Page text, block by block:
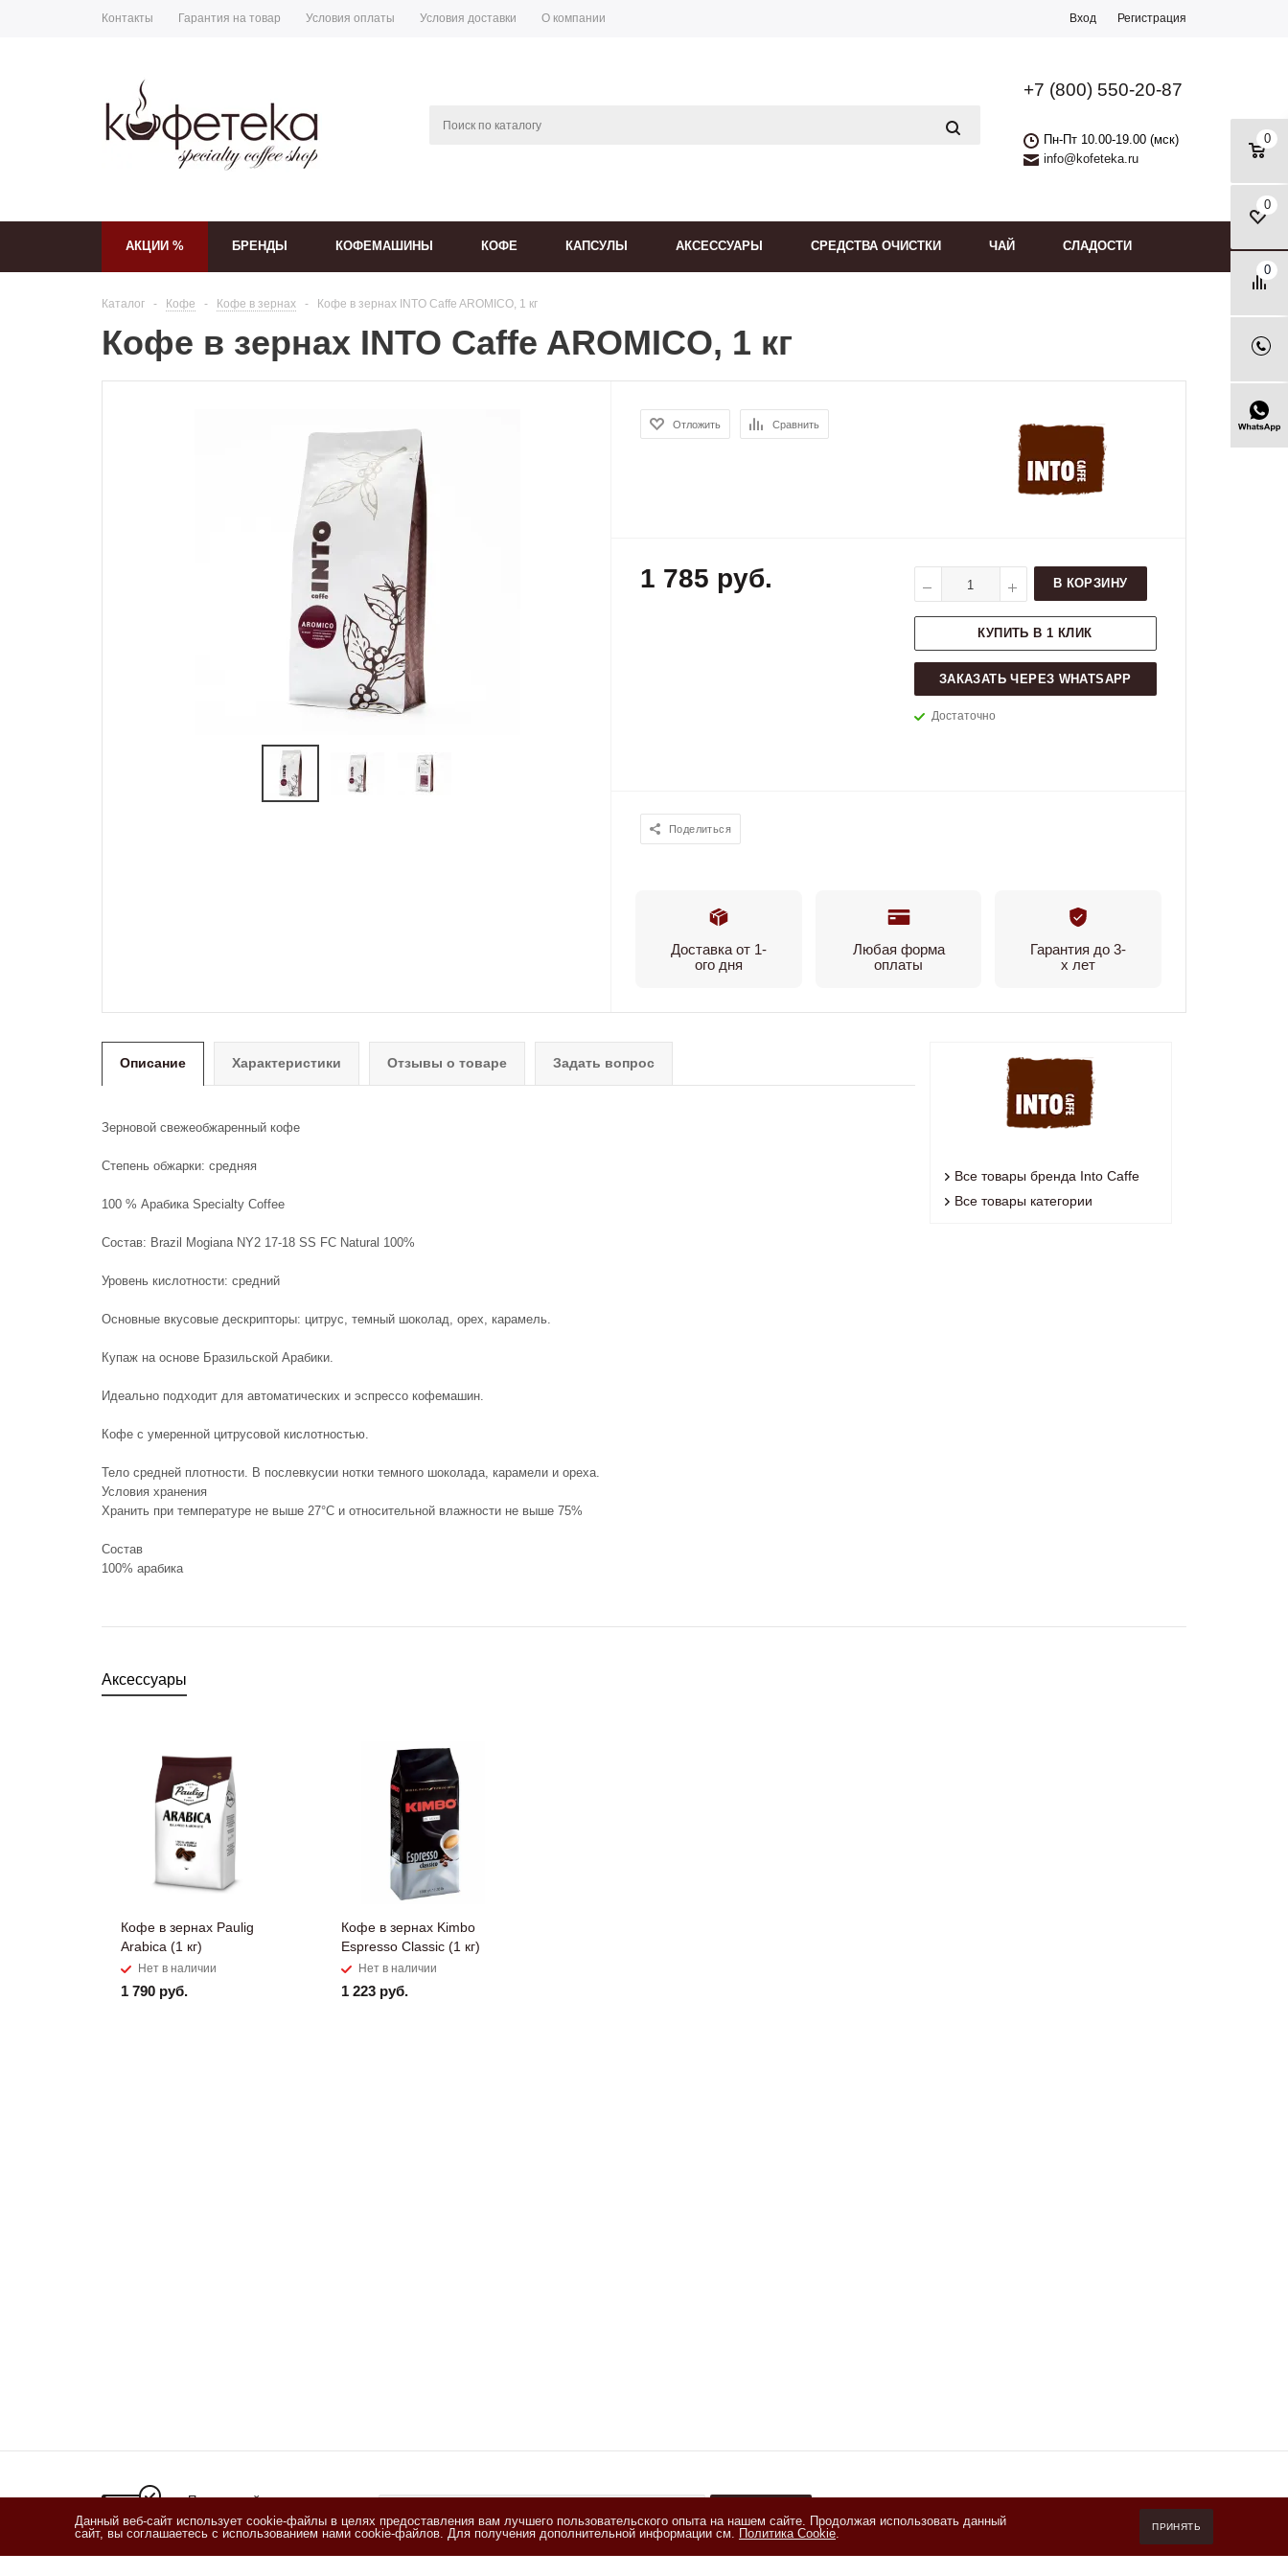
Контакты Гарантия на товар Условия оплаты Условия доставки О компании Вход Регистрация
+7 (800) 550-20-87
Пн-Пт 10.00-19.00 (мск)
info@kofeteka.ru
0
0
0
АКЦИИ % БРЕНДЫ КОФЕМАШИНЫ КОФЕ КАПСУЛЫ АКСЕССУАРЫ СРЕДСТВА ОЧИСТКИ ЧАЙ СЛАДОСТИ
Каталог - Кофе - Кофе в зернах - Кофе в зернах INTO Caffe AROMICO, 1 кг
Кофе в зернах INTO Caffe AROMICO, 1 кг
Отложить Сравнить
1 785 руб. В КОРЗИНУ
КУПИТЬ В 1 КЛИК
ЗАКАЗАТЬ ЧЕРЕЗ WHATSAPP
Достаточно
Поделиться
Доставка от 1-
ого дня
Любая форма
оплаты
Гарантия до 3-
х лет
Описание Характеристики Отзывы о товаре Задать вопрос
Зерновой свежеобжаренный кофе
Степень обжарки: средняя
100 % Арабика Specialty Coffee
Состав: Brazil Mogiana NY2 17-18 SS FC Natural 100%
Уровень кислотности: средний
Основные вкусовые дескрипторы: цитрус, темный шоколад, орех, карамель.
Купаж на основе Бразильской Арабики.
Идеально подходит для автоматических и эспрессо кофемашин.
Кофе с умеренной цитрусовой кислотностью.
Тело средней плотности. В послевкусии нотки темного шоколада, карамели и ореха.
Условия хранения
Хранить при температуре не выше 27°С и относительной влажности не выше 75%
Состав
100% арабика
Все товары бренда Into Caffe
Все товары категории
Аксессуары
Кофе в зернах Paulig
Arabica (1 кг)
Нет в наличии
1 790 руб.
Кофе в зернах Kimbo
Espresso Classic (1 кг)
Нет в наличии
1 223 руб.
Подписывайтесь
на новости и акции
Я ознакомлен(а) сПолитикой обработки персональных данныхи даю
+7 (800) 550-20-87
Данный веб-сайт использует cookie-файлы в целях предоставления вам лучшего пользовательского опыта на нашем сайте. Продолжая использовать данный
сайт, вы соглашаетесь с использованием нами cookie-файлов. Для получения дополнительной информации см. Политика Cookie. ПРИНЯТЬ